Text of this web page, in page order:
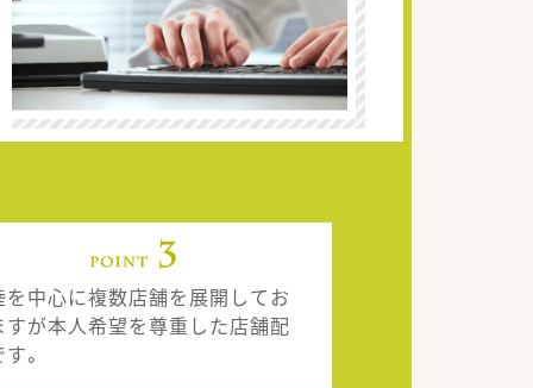
を中心に複数店舗を展開してお
すが本人希望を尊重した店舗配
。